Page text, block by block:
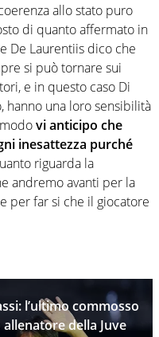
allo stato puro
di quanto affermato in
De Laurentiis dico che
si può tornare sui
e in questo caso Di
hanno una loro sensibilità
vi anticipo che
inesattezza purché
riguarda la
andremo avanti per la
per far si che il giocatore
l’ultimo commosso
della Juve